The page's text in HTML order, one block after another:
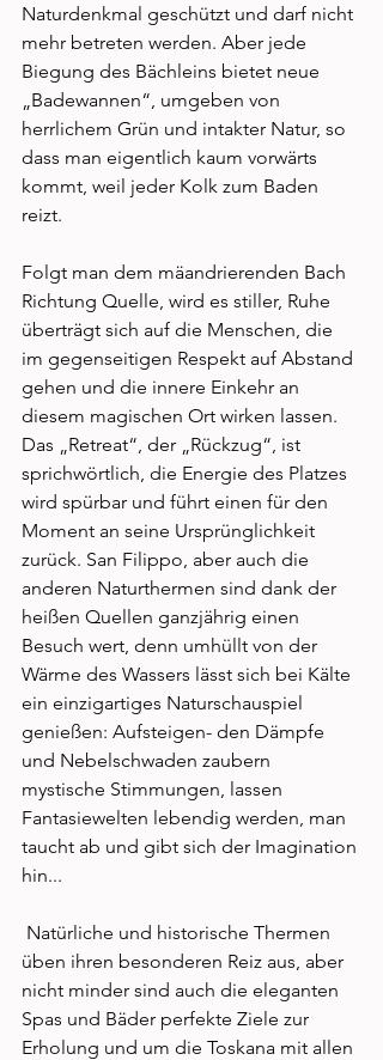
Naturdenkmal geschützt und darf nicht
mehr betreten werden. Aber jede
Biegung des Bächleins bietet neue
„Badewannen“, umgeben von
herrlichem Grün und intakter Natur, so
dass man eigentlich kaum vorwärts
kommt, weil jeder Kolk zum Baden
reizt.
Folgt man dem mäandrierenden Bach
Richtung Quelle, wird es stiller, Ruhe
überträgt sich auf die Menschen, die
im gegenseitigen Respekt auf Abstand
gehen und die innere Einkehr an
diesem magischen Ort wirken lassen.
Das „Retreat“, der „Rückzug“, ist
sprichwörtlich, die Energie des Platzes
wird spürbar und führt einen für den
Moment an seine Ursprünglichkeit
zurück. San Filippo, aber auch die
anderen Naturthermen sind dank der
heißen Quellen ganzjährig einen
Besuch wert, denn umhüllt von der
Wärme des Wassers lässt sich bei Kälte
ein einzigartiges Naturschauspiel
genießen: Aufsteigen- den Dämpfe
und Nebelschwaden zaubern
mystische Stimmungen, lassen
Fantasiewelten lebendig werden, man
taucht ab und gibt sich der Imagination
hin...
üben ihren besonderen Reiz aus, aber
nicht minder sind auch die eleganten
Spas und Bäder perfekte Ziele zur
Erholung und um die Toskana mit allen